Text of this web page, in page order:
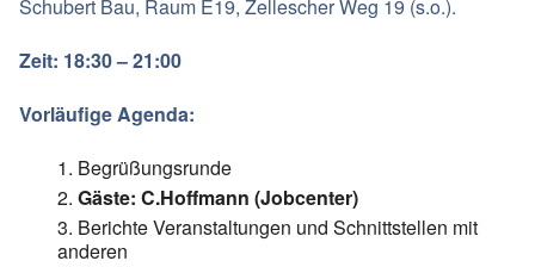
Schubert Bau, Raum E19, Zellescher Weg 19 (s.o.).
Zeit: 18:30 – 21:00
Vorläufige Agenda:
Begrüßungsrunde
Gäste: C.Hoffmann (Jobcenter)
Berichte Veranstaltungen und Schnittstellen mit
anderen